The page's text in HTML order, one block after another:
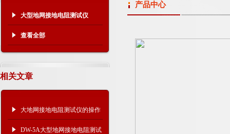
大型地网接地电阻测试仪
查看全部
相关文章
大地网接地电阻测试仪的操作
步骤
DW-5A大型地网接地电阻测试
产品中心